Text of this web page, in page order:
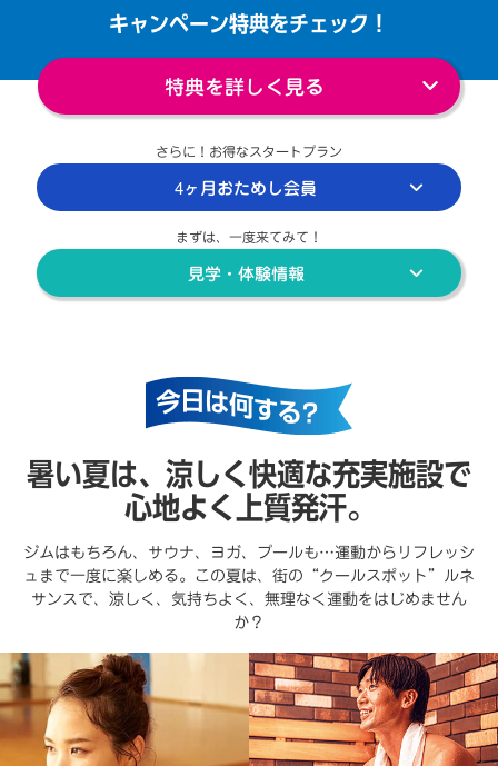
キャンペーン特典をチェック！
特典を詳しく見る
さらに！お得なスタートプラン
4ヶ月おためし会員
まずは、一度来てみて！
見学・体験情報
暑い夏は、涼しく快適な充実施設で
心地よく上質発汗。
ジムはもちろん、サウナ、ヨガ、プールも…運動からリフレッシ
ュまで一度に楽しめる。この夏は、街の“クールスポット”ルネ
サンスで、涼しく、気持ちよく、無理なく運動をはじめません
か？